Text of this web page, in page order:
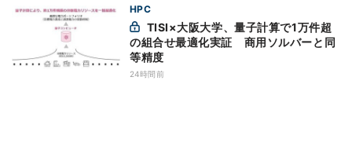
HPC
の組合せ最適化実証 商用ソルバーと同
等精度
24時間前